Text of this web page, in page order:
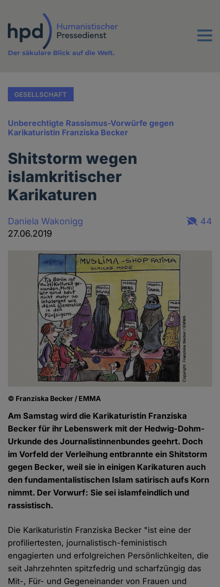
Inhalt
Menu
Der säkulare Blick auf die Welt.
GESELLSCHAFT
Unberechtigte Rassismus-Vorwürfe gegen
Karikaturistin Franziska Becker
Shitstorm wegen
islamkritischer
Karikaturen
Daniela Wakonigg
27.06.2019
44
© Franziska Becker / EMMA
Am Samstag wird die Karikaturistin Franziska
Becker für ihr Lebenswerk mit der Hedwig-Dohm-
Urkunde des Journalistinnenbundes geehrt. Doch
im Vorfeld der Verleihung entbrannte ein Shitstorm
gegen Becker, weil sie in einigen Karikaturen auch
den fundamentalistischen Islam satirisch aufs Korn
nimmt. Der Vorwurf: Sie sei islamfeindlich und
rassistisch.
Die Karikaturistin Franziska Becker "ist eine der
profiliertesten, journalistisch-feministisch
engagierten und erfolgreichen Persönlichkeiten, die
seit Jahrzehnten spitzfedrig und scharfzüngig das
Mit-, Für- und Gegeneinander von Frauen und